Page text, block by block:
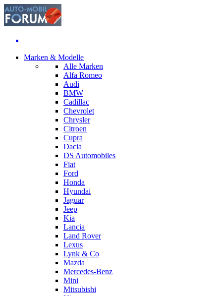
Marken & Modelle
Alle Marken
Alfa Romeo
Audi
BMW
Cadillac
Chevrolet
Chrysler
Citroen
Cupra
Dacia
DS Automobiles
Fiat
Ford
Honda
Hyundai
Jaguar
Jeep
Kia
Lancia
Land Rover
Lexus
Lynk & Co
Mazda
Mercedes-Benz
Mini
Mitsubishi